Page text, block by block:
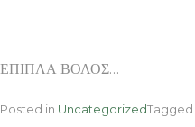
ΕΠΙΠΛΑ ΒΟΛΟΣ…
Posted in UncategorizedTagged